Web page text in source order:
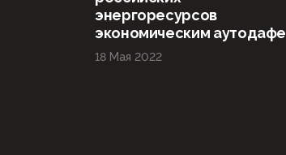
энергоресурсов
экономическим аутодафе
18 Мая 2022